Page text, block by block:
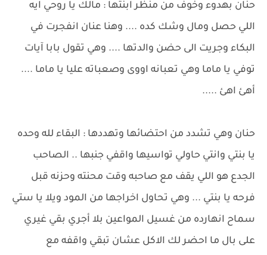
حنان بهدوء وخوف من منظر ابنتها : مالك يا روحي ايه
اللي حصل ومال وشك كده .... وهنا عنان انفجرت في
البكاء وجريت الى حضن والدتها .... وهي تقول بابا آيات
توفي يا ماما وهي تعبانه اووى وصعباته عليا يا ماما ....
أهئ اهئ .....
حنان وهي تشدد من احتضائها وتهددها : البقاء لله وحده
يا بنتي وانتي حاولي تواسيها واقفي جنبها .. الصاحب
الجدع هو اللي يقف مع صاحبه وقت محنته وحزنه قبل
فرحه يا بنتي ... وهي تحاول اخراجها من المود ويلا يا ستي
سماح انهارده من غسيل المواعين بلا أجري بقي غيري
على بال ما احضر لك الاكل عشان تبقي واقفه مع